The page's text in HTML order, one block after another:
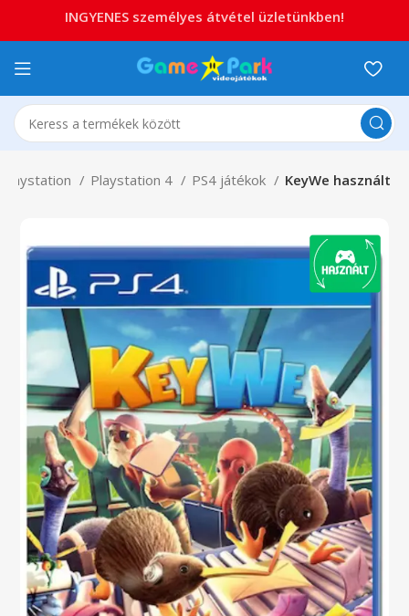
Playstation Playstation 4 PS4 játékok KeyWe használt
INGYENES személyes átvétel üzletünkben!